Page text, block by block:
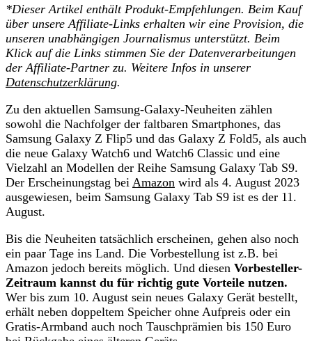
*Dieser Artikel enthält Produkt-Empfehlungen. Beim Kauf
über unsere Affiliate-Links erhalten wir eine Provision, die
unseren unabhängigen Journalismus unterstützt. Beim
Klick auf die Links stimmen Sie der Datenverarbeitungen
der Affiliate-Partner zu. Weitere Infos in unserer
Datenschutzerklärung.
Zu den aktuellen Samsung-Galaxy-Neuheiten zählen
sowohl die Nachfolger der faltbaren Smartphones, das
Samsung Galaxy Z Flip5 und das Galaxy Z Fold5, als auch
die neue Galaxy Watch6 und Watch6 Classic und eine
Vielzahl an Modellen der Reihe Samsung Galaxy Tab S9.
Der Erscheinungstag bei Amazon wird als 4. August 2023
ausgewiesen, beim Samsung Galaxy Tab S9 ist es der 11.
August.
Bis die Neuheiten tatsächlich erscheinen, gehen also noch
ein paar Tage ins Land. Die Vorbestellung ist z.B. bei
Amazon jedoch bereits möglich. Und diesen Vorbesteller-
Zeitraum kannst du für richtig gute Vorteile nutzen.
Wer bis zum 10. August sein neues Galaxy Gerät bestellt,
erhält neben doppeltem Speicher ohne Aufpreis oder ein
Gratis-Armband auch noch Tauschprämien bis 150 Euro